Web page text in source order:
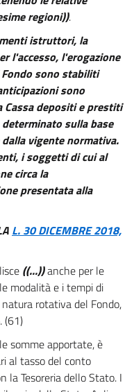
regioni)).
istruttori, la
l'accesso, l'erogazione
sono stabiliti
sono
Cassa depositi e prestiti
sulla base
vigente normativa.
i soggetti di cui al
circa la
presentata alla
L. 30 DICEMBRE 2018,
((...))anche per le
modalità e i tempi di
rotativa del Fondo,
(61)
somme apportate, è
al tasso del conto
la Tesoreria dello Stato. I